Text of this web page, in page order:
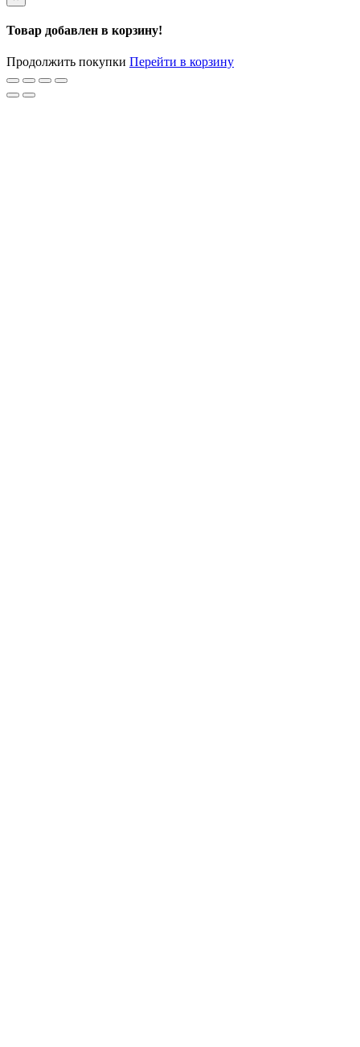
Товар добавлен в корзину!
Продолжить покупки Перейти в корзину